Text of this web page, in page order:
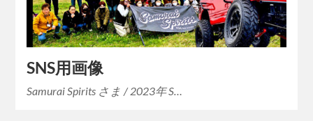
SNS用画像
Samurai Spirits さま / 2023年 S…